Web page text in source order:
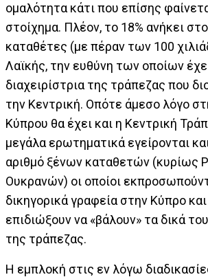
ομαλότητα κάτι που επίσης
στοίχημα. Πλέον, το 18% ανήκει
καταθέτες (με πέραν των 100
Λαϊκής, την ευθύνη των οποίων
διαχειρίστρια της τράπεζας που
την Κεντρική. Οπότε άμεσο λόγο
Κύπρου θα έχει και η Κεντρική
μεγάλα ερωτηματικά εγείρονται
αριθμό ξένων καταθετών (κυρίως
Ουκρανών) οι οποίοι
δικηγορικά γραφεία στην Κύπρο
επιδιώξουν να «βάλουν» τα δικά
της τράπεζας.
Η εμπλοκή στις εν λόγω